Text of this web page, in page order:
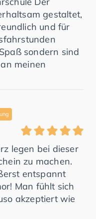
gestaltet,
und für
sondern sind
meinen
legen bei dieser
zu machen.
entspannt
Man fühlt sich
akzeptiert wie